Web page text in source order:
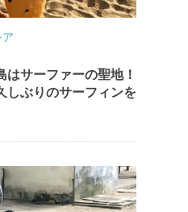
はサーファーの聖地！
しぶりのサーフィンを